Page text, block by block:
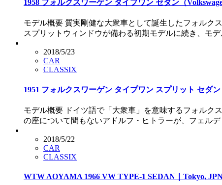
1958 フォルクスワーゲン タイプワン セダン（
モデル概要 質実剛健な大衆車として誕生したフォルク
スプリットウィンドウが備わる初期モデルに続き、モ
2018/5/23
CAR
CLASSIX
1951 フォルクスワーゲン タイプワン スプリット セダ
モデル概要 ドイツ語で「大衆車」を意味するフォルク
の座について間もないアドルフ・ヒトラーが、フェル
2018/5/22
CAR
CLASSIX
WTW AOYAMA 1966 VW TYPE-1 SEDAN｜Tokyo,